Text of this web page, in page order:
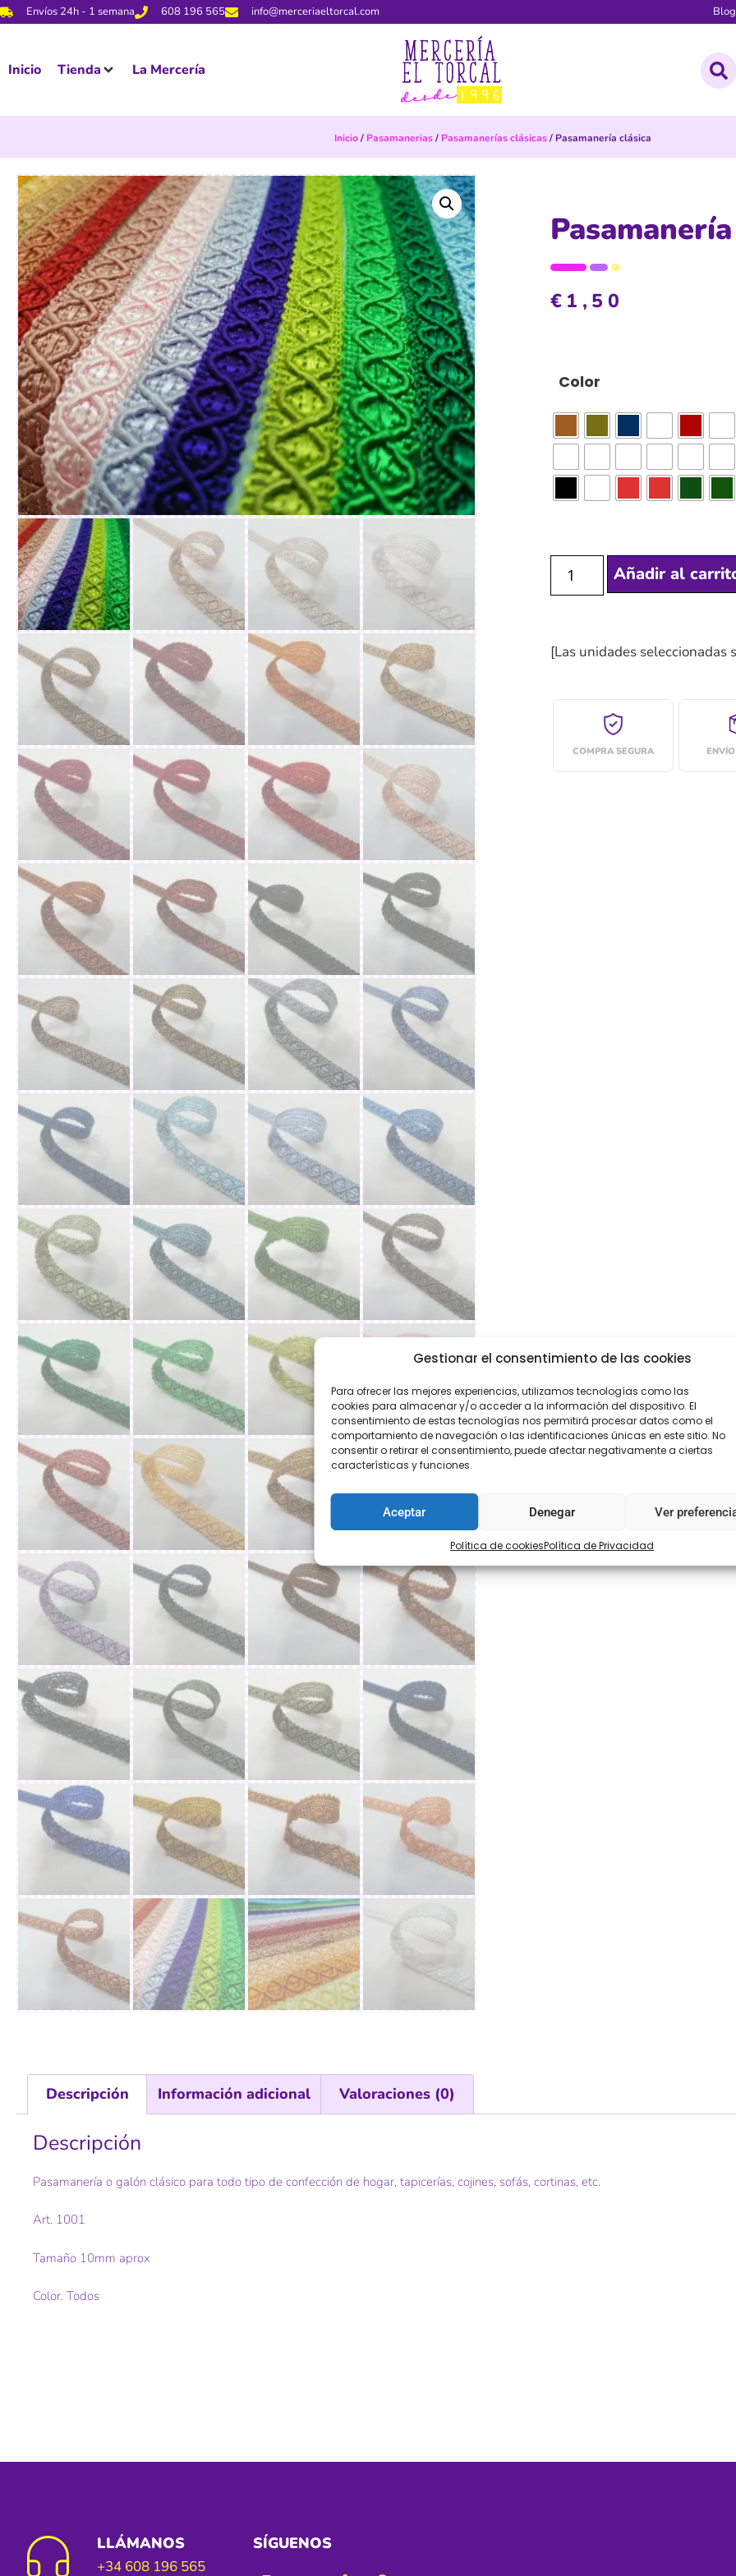
Gestionar el consentimiento de las cookies
Para ofrecer las mejores experiencias, utilizamos tecnologías como las
cookies para almacenar y/o acceder a la información del dispositivo. El
consentimiento de estas tecnologías nos permitirá procesar datos como el
comportamiento de navegación o las identificaciones únicas en este sitio. No
consentir o retirar el consentimiento, puede afectar negativamente a ciertas
características y funciones.
Aceptar Denegar Ver
Política de cookiesPolítica de Privacidad
Envíos 24h - 1 semana 608 196 565 info@merceriaeltorcal.com Blog
Inicio Tienda La Mercería
Inicio/ Pasamanerias/ Pasamanerías clásicas/ Pasamanería clásica
€ 1,50
Color
Añadir al
[Las unidades seleccionadas
COMPRA SEGURA
Descripción Información adicional Valoraciones (0)
Descripción
Pasamanería o galón clásico para todo tipo de confección de hogar, tapicerías, cojines, sofás, cortinas, etc.
Art. 1001
Tamaño 10mm aprox
Color. Todos
LLÁMANOS
+34 608 196 565
SÍGUENOS